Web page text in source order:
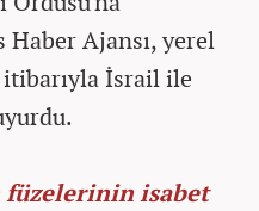
Haber Ajansı, yerel
itibarıyla İsrail ile
füzelerinin isabet